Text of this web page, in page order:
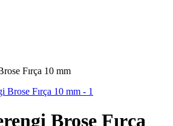
Fırça 10 mm
Brose Fırça